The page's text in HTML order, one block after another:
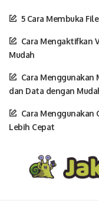
5 Cara Membuka
Cara Mengaktifkan
Mudah
Cara
dan Data dengan
Cara Menggunakan
Lebih Cepat